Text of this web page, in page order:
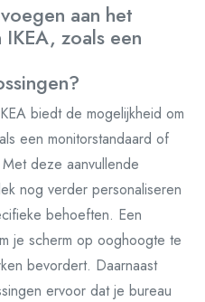
aan het
zoals een
biedt de mogelijkheid om
een monitorstandaard of
deze aanvullende
nog verder personaliseren
behoeften. Een
je scherm op ooghoogte te
bevordert. Daarnaast
ervoor dat je bureau